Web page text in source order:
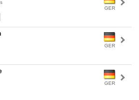
GER
GER
GER